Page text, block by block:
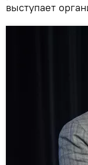
выступает